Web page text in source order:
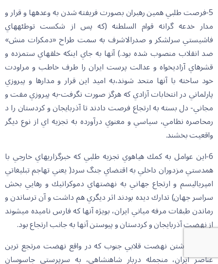
5-فرصت طلبي همين رهبران بصورت فريفته شدن به وعده‏ها و قرار و
مدار خدعه گرانه قوام السلطنه (كه پس از شكست توطئه‏هاي
فاشيستي سرلشكر و صدرالاشرف به سمت طراح «دمكرات منش»
ضد انقلاب منصوب شده بود.) آنها به جاي اينكه خلق‏هاي ستمزده و
قشرهاي آزاديخواه و عدالت پرست ايران را طرف خاطب و مراودت
خود ساخته با آنها متحد شوند،به اميد اين قرار و مدارها و پيروزي
پارلماني در انتخابات آزادي كه هرگز صورت نگرفت-به پيروزي مفت و
مجاني- دل بسته به ارتجاع فرصت دادند تا آذربايجان و كردستان را د
رمحاصره نظامي، سياسي و معنوي درآورده به تجزيه اي از نوع ديگر
واقعيت بخشند.
6-اين عوامل به كمك هياهوي تجزيه طلبي كه خبرگزاري‏هاي خارجي با
همدستي مزدوران داخلي به اقتضاي جنگ سرد( يعني تهاجم تبليغاتي
امپرياليسم و ارتجاع جهاني به نهضت‏هاي دموكراتيك و رهايي بخش
سراسر جهان) تدارك ديده بودند اثر ديگري هم داشت و آن ترساندن و
رماندن طبقات مرفه مياني ايران، بويژه آنها كه فارس ناميده مي‏شوند
از نهضت آذربايجان و كردستان و پيوستن آنها به جانب ارتجاع بود.
7-بر پا داشتن نهضت قلابي جنوب كه در واقع نهضت مرتجع ترين
عناصر ايران، منجمله دربار شاهنشاهي، به سرپرستي جاسوسان